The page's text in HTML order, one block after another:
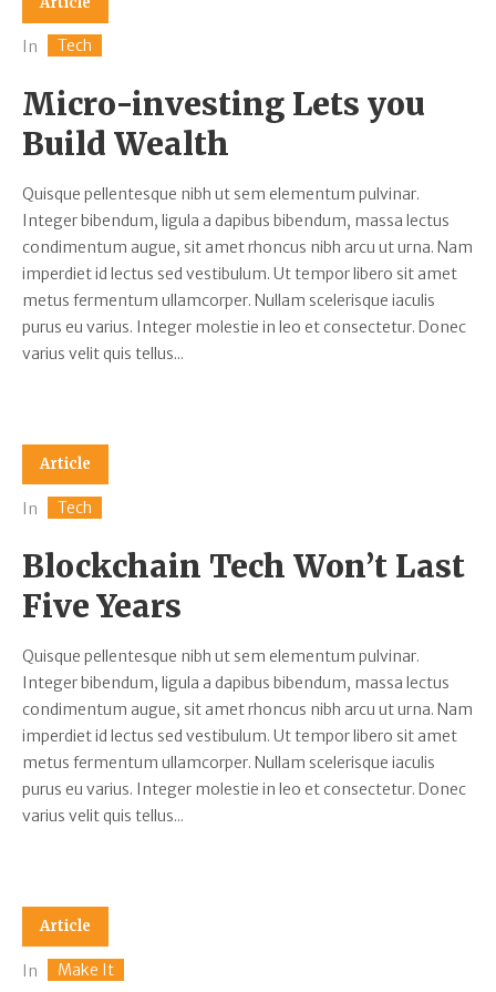
In Tech
Micro-investing Lets you
Build Wealth
Quisque pellentesque nibh ut sem elementum pulvinar.
Integer bibendum, ligula a dapibus bibendum, massa lectus
condimentum augue, sit amet rhoncus nibh arcu ut urna. Nam
imperdiet id lectus sed vestibulum. Ut tempor libero sit amet
metus fermentum ullamcorper. Nullam scelerisque iaculis
purus eu varius. Integer molestie in leo et consectetur. Donec
varius velit quis tellus...
Article
In Tech
Blockchain Tech Won’t Last
Five Years
Quisque pellentesque nibh ut sem elementum pulvinar.
Integer bibendum, ligula a dapibus bibendum, massa lectus
condimentum augue, sit amet rhoncus nibh arcu ut urna. Nam
imperdiet id lectus sed vestibulum. Ut tempor libero sit amet
metus fermentum ullamcorper. Nullam scelerisque iaculis
purus eu varius. Integer molestie in leo et consectetur. Donec
varius velit quis tellus...
Article
In Make It